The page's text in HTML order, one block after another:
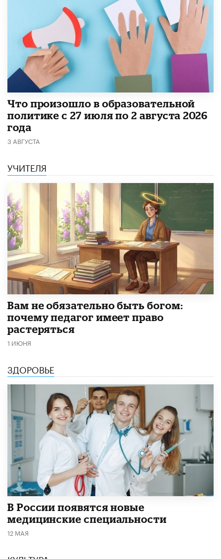
​Что произошло в образовательной
политике с 27 июля по 2 августа 2026
года
3 АВГУСТА
УЧИТЕЛЯ
​Вам не обязательно быть богом:
почему педагог имеет право
растеряться
1 ИЮНЯ
ЗДОРОВЬЕ
В России появятся новые
медицинские специальности
12 МАЯ